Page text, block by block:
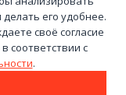
его удобнее.
своё согласие
соответствии с
.